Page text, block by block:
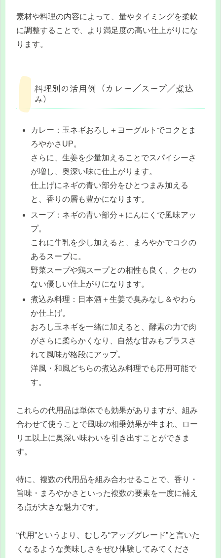
素材や料理の内容によって、量やタイミングを柔軟
に調整することで、より満足度の高い仕上がりにな
ります。
料理別の活用例（カレー／スープ／煮込
み）
カレー：玉ネギおろし＋ヨーグルトでコクとま
ろやかさUP。
さらに、生姜を少量加えることでスパイシーさ
が増し、奥深い味に仕上がります。
仕上げにネギの青い部分をひとつまみ加える
と、香りの層も豊かになります。
スープ：ネギの青い部分＋にんにくで風味アッ
プ。
これに牛乳を少し加えると、まろやかでコクの
あるスープに。
野菜スープや鶏スープとの相性も良く、クセの
ない優しい仕上がりになります。
煮込み料理：日本酒＋生姜で臭みなし＆やわら
か仕上げ。
おろし玉ネギを一緒に加えると、酵素の力で肉
がさらに柔らかくなり、自然な甘みもプラスさ
れて風味が格段にアップ。
洋風・和風どちらの煮込み料理でも応用可能で
す。
これらの代用品は単体でも効果がありますが、組み
合わせて使うことで風味の相乗効果が生まれ、ロー
リエ以上に奥深い味わいを引き出すことができま
す。
特に、複数の代用品を組み合わせることで、香り・
旨味・まろやかさといった複数の要素を一度に補え
る点が大きな魅力です。
“代用”というより、むしろ“アップグレード”と言いた
くなるような美味しさをぜひ体験してみてくださ